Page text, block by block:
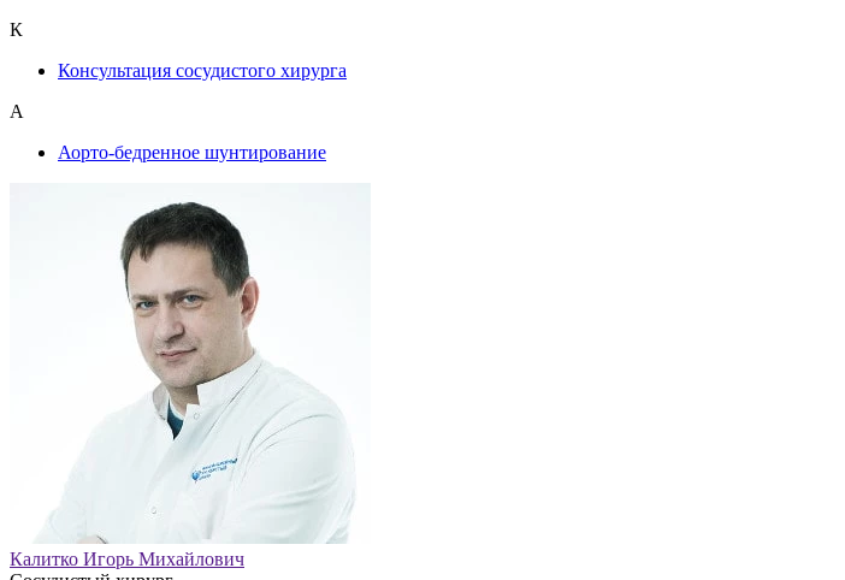
К
Консультация сосудистого хирурга
А
Аорто-бедренное шунтирование
Калитко Игорь Михайлович